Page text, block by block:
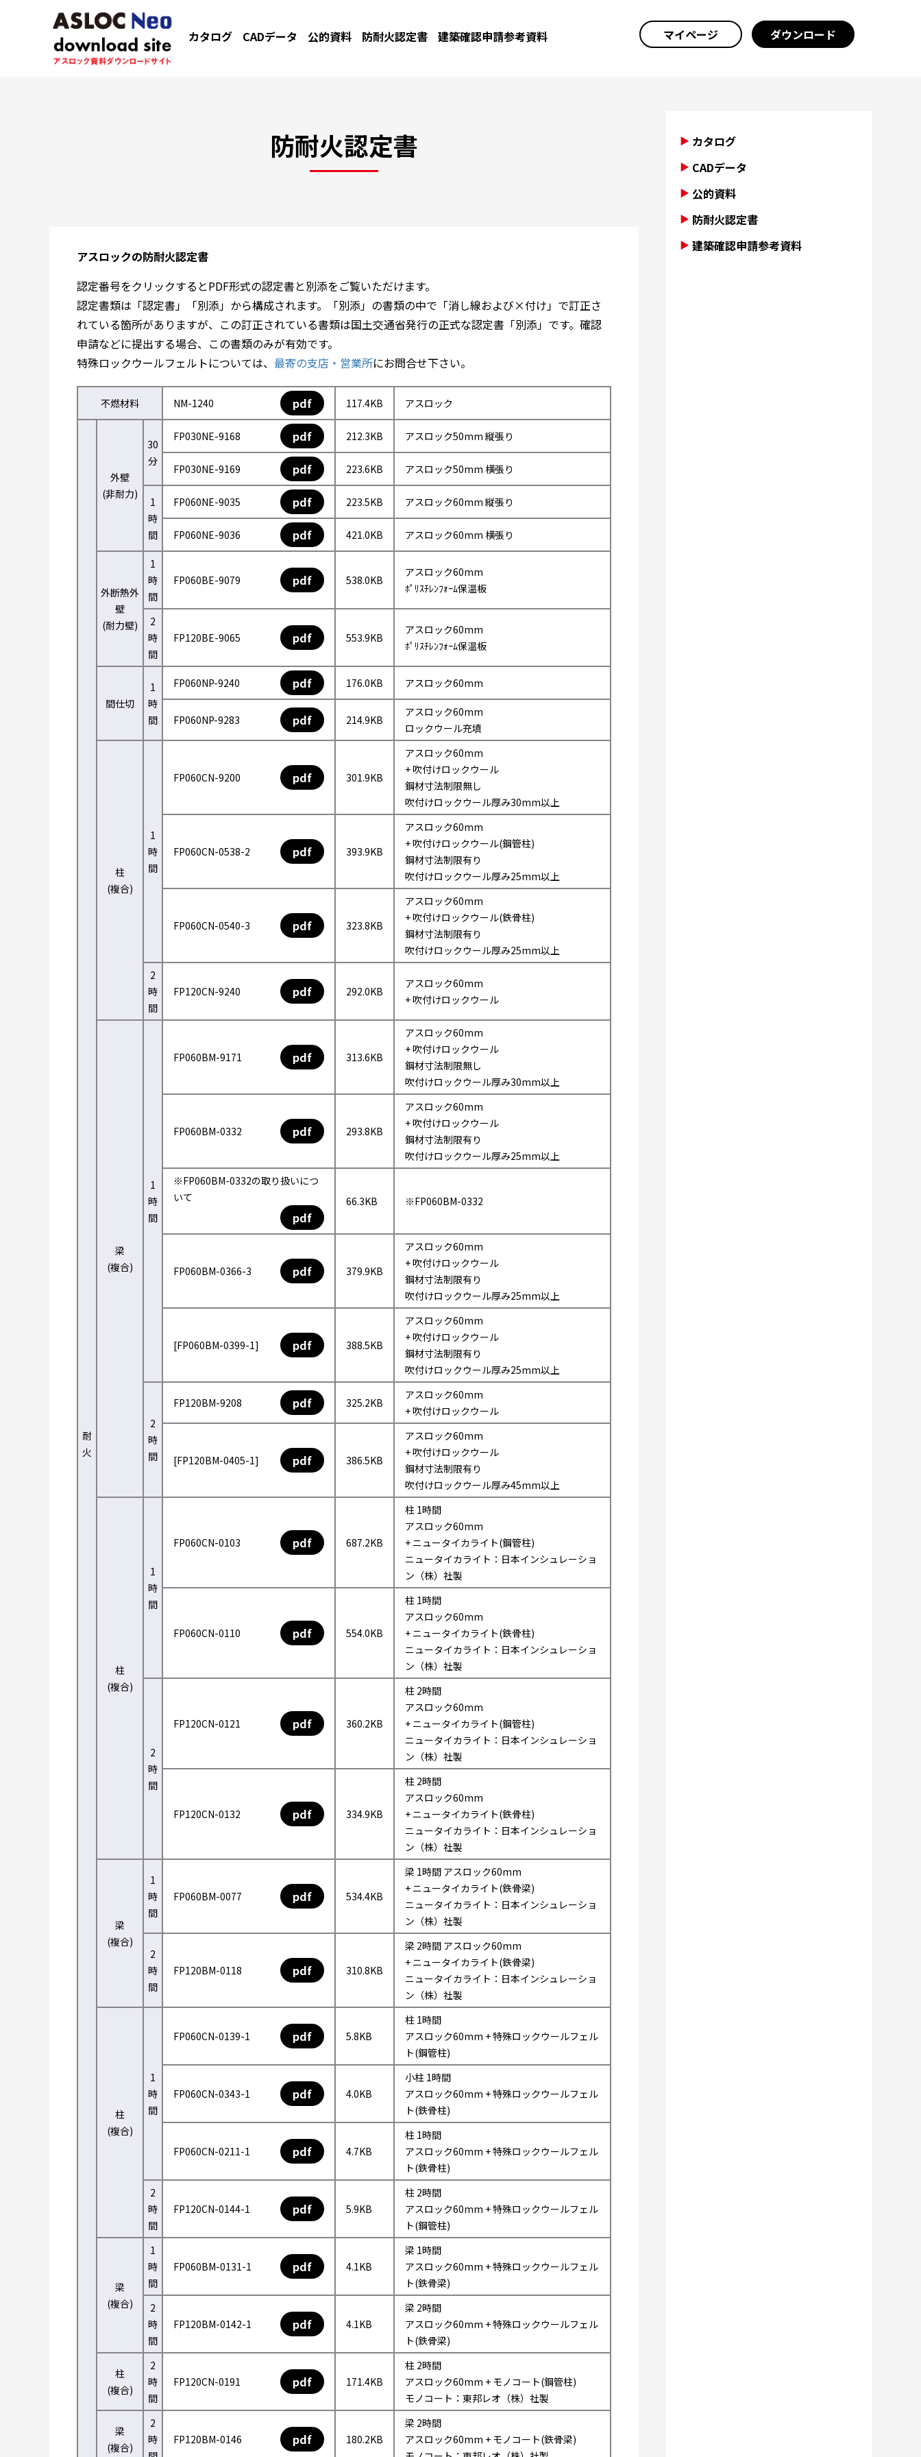
カタログ CADデータ 公的資料 防耐火認定書 建築確認申請参考資料 マイページ ダウンロード
防耐火認定書
アスロックの防耐火認定書
認定番号をクリックするとPDF形式の認定書と別添をご覧いただけます。
認定書類は「認定書」「別添」から構成されます。「別添」の書類の中で「消し線および×付け」で訂正さ
れている箇所がありますが、この訂正されている書類は国土交通省発行の正式な認定書「別添」です。確認
申請などに提出する場合、この書類のみが有効です。
特殊ロックウールフェルトについては、 最寄の支店・営業所にお問合せ下さい。
不燃材料 NM-1240 pdf 117.4KB アスロック
耐
火
外壁
(非耐力)
30
分
FP030NE-9168 pdf 212.3KB アスロック50mm 縦張り
FP030NE-9169 pdf 223.6KB アスロック50mm 横張り
1
時
間
FP060NE-9035 pdf 223.5KB アスロック60mm 縦張り
FP060NE-9036 pdf 421.0KB アスロック60mm 横張り
外断熱外
壁
(耐力壁)
1
時
間
FP060BE-9079 pdf 538.0KB
アスロック60mm
ﾎﾟﾘｽﾁﾚﾝﾌｫｰﾑ保温板
2
時
間
FP120BE-9065 pdf 553.9KB
アスロック60mm
ﾎﾟﾘｽﾁﾚﾝﾌｫｰﾑ保温板
間仕切
1
時
間
FP060NP-9240 pdf 176.0KB アスロック60mm
FP060NP-9283 pdf 214.9KB
アスロック60mm
ロックウール充填
柱
(複合)
1
時
間
FP060CN-9200 pdf 301.9KB
アスロック60mm
+ 吹付けロックウール
鋼材寸法制限無し
吹付けロックウール厚み30mm以上
FP060CN-0538-2 pdf 393.9KB
アスロック60mm
+ 吹付けロックウール(鋼管柱)
鋼材寸法制限有り
吹付けロックウール厚み25mm以上
FP060CN-0540-3 pdf 323.8KB
アスロック60mm
+ 吹付けロックウール(鉄骨柱)
鋼材寸法制限有り
吹付けロックウール厚み25mm以上
2
時
間
FP120CN-9240 pdf 292.0KB
アスロック60mm
+ 吹付けロックウール
梁
(複合)
1
時
間
FP060BM-9171 pdf 313.6KB
アスロック60mm
+ 吹付けロックウール
鋼材寸法制限無し
吹付けロックウール厚み30mm以上
FP060BM-0332 pdf 293.8KB
アスロック60mm
+ 吹付けロックウール
鋼材寸法制限有り
吹付けロックウール厚み25mm以上
※FP060BM-0332の取り扱いにつ
いて
pdf
66.3KB ※FP060BM-0332
FP060BM-0366-3 pdf 379.9KB
アスロック60mm
+ 吹付けロックウール
鋼材寸法制限有り
吹付けロックウール厚み25mm以上
[FP060BM-0399-1] pdf 388.5KB
アスロック60mm
+ 吹付けロックウール
鋼材寸法制限有り
吹付けロックウール厚み25mm以上
2
時
間
FP120BM-9208 pdf 325.2KB
アスロック60mm
+ 吹付けロックウール
[FP120BM-0405-1] pdf 386.5KB
アスロック60mm
+ 吹付けロックウール
鋼材寸法制限有り
吹付けロックウール厚み45mm以上
柱
(複合)
1
時
間
FP060CN-0103 pdf 687.2KB
柱 1時間
アスロック60mm
+ ニュータイカライト(鋼管柱)
ニュータイカライト：日本インシュレーショ
ン（株）社製
FP060CN-0110 pdf 554.0KB
柱 1時間
アスロック60mm
+ ニュータイカライト(鉄骨柱)
ニュータイカライト：日本インシュレーショ
ン（株）社製
2
時
間
FP120CN-0121 pdf 360.2KB
柱 2時間
アスロック60mm
+ ニュータイカライト(鋼管柱)
ニュータイカライト：日本インシュレーショ
ン（株）社製
FP120CN-0132 pdf 334.9KB
柱 2時間
アスロック60mm
+ ニュータイカライト(鉄骨柱)
ニュータイカライト：日本インシュレーショ
ン（株）社製
梁
(複合)
1
時
間
FP060BM-0077 pdf 534.4KB
梁 1時間 アスロック60mm
+ ニュータイカライト(鉄骨梁)
ニュータイカライト：日本インシュレーショ
ン（株）社製
2
時
間
FP120BM-0118 pdf 310.8KB
梁 2時間 アスロック60mm
+ ニュータイカライト(鉄骨梁)
ニュータイカライト：日本インシュレーショ
ン（株）社製
柱
(複合)
1
時
間
FP060CN-0139-1 pdf 5.8KB
柱 1時間
アスロック60mm + 特殊ロックウールフェル
ト(鋼管柱)
FP060CN-0343-1 pdf 4.0KB
小柱 1時間
アスロック60mm + 特殊ロックウールフェル
ト(鉄骨柱)
FP060CN-0211-1 pdf 4.7KB
柱 1時間
アスロック60mm + 特殊ロックウールフェル
ト(鉄骨柱)
2
時
間
FP120CN-0144-1 pdf 5.9KB
柱 2時間
アスロック60mm + 特殊ロックウールフェル
ト(鋼管柱)
梁
(複合)
1
時
間
FP060BM-0131-1 pdf 4.1KB
梁 1時間
アスロック60mm + 特殊ロックウールフェル
ト(鉄骨梁)
2
時
間
FP120BM-0142-1 pdf 4.1KB
梁 2時間
アスロック60mm + 特殊ロックウールフェル
ト(鉄骨梁)
柱
(複合)
2
時
間
FP120CN-0191 pdf 171.4KB
柱 2時間
アスロック60mm + モノコート(鋼管柱)
モノコート：東邦レオ（株）社製
梁
(複合)
2
時
FP120BM-0146 pdf 180.2KB
梁 2時間
アスロック60mm + モノコート(鉄骨梁)
カタログ
CADデータ
公的資料
防耐火認定書
建築確認申請参考資料